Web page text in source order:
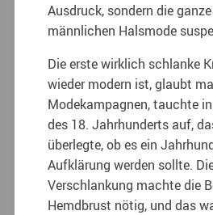
Ausdruck, sondern die
männlichen Halsmode
Die erste wirklich schlanke
wieder modern ist, glaubt
Modekampagnen, tauchte
des 18. Jahrhunderts auf,
überlegte, ob es ein
Aufklärung werden sollte.
Verschlankung machte die
Hemdbrust nötig, und das